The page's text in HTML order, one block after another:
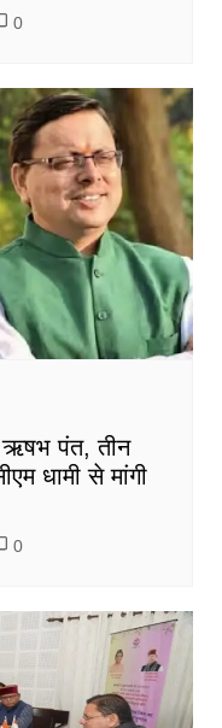
0
ऋषभ पंत, तीन
धामी से मांगी
0